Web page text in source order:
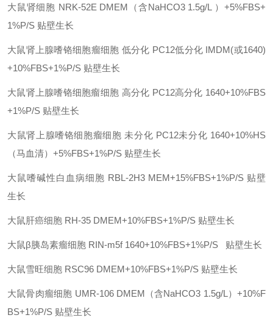
大鼠肾细胞 NRK-52E DMEM（含NaHCO3 1.5g/L ）+5%FBS+
1%P/S 贴壁生长
大鼠肾上腺嗜铬细胞瘤细胞 低分化 PC12低分化 IMDM(或1640)
+10%FBS+1%P/S 贴壁生长
大鼠肾上腺嗜铬细胞瘤细胞 高分化 PC12高分化 1640+10%FBS
+1%P/S 贴壁生长
大鼠肾上腺嗜铬细胞瘤细胞 未分化 PC12未分化 1640+10%HS
（马血清）+5%FBS+1%P/S 贴壁生长
大鼠嗜碱性白血病细胞 RBL-2H3 MEM+15%FBS+1%P/S 贴壁
生长
大鼠肝癌细胞 RH-35 DMEM+10%FBS+1%P/S 贴壁生长
大鼠β胰岛素瘤细胞 RIN-m5f 1640+10%FBS+1%P/S 贴壁生长
大鼠雪旺细胞 RSC96 DMEM+10%FBS+1%P/S 贴壁生长
大鼠骨肉瘤细胞 UMR-106 DMEM（含NaHCO3 1.5g/L）+10%F
BS+1%P/S 贴壁生长